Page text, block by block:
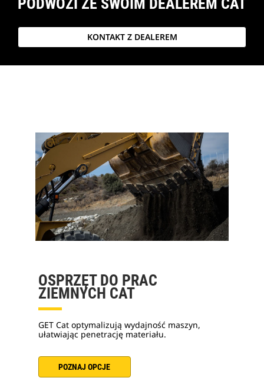
KONTAKT Z DEALEREM
OSPRZĘT DO PRAC
ZIEMNYCH CAT
GET Cat optymalizują wydajność maszyn,
ułatwiając penetrację materiału.
POZNAJ OPCJE